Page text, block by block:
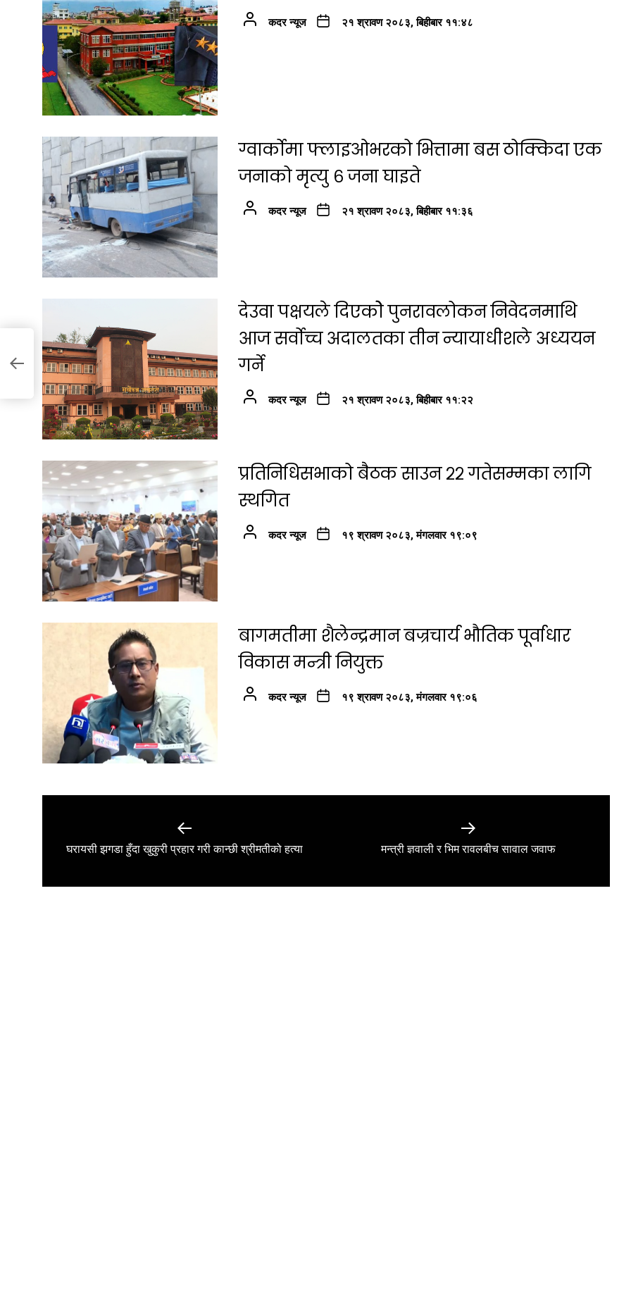
कदर न्यूज २१ श्रावण २०८३, बिहीबार ११:४८
ग्वार्कोमा फ्लाइओभरको भित्तामा बस ठोक्किदा एक
जनाको मृत्यु ६ जना घाइते
कदर न्यूज २१ श्रावण २०८३, बिहीबार ११:३६
देउवा पक्षयले दिएकोे पुनरावलोकन निवेदनमाथि
आज सर्वोच्च अदालतका तीन न्यायाधीशले अध्ययन
गर्ने
कदर न्यूज २१ श्रावण २०८३, बिहीबार ११:२२
प्रतिनिधिसभाको बैठक साउन २२ गतेसम्मका लागि
स्थगित
कदर न्यूज १९ श्रावण २०८३, मंगलवार १९:०९
बागमतीमा शैलेन्द्रमान बज्रचार्य भौतिक पूर्वाधार
विकास मन्त्री नियुक्त
कदर न्यूज १९ श्रावण २०८३, मंगलवार १९:०६
Previous
घरायसी झगडा हुँदा खुकुरी प्रहार गरी कान्छी श्रीमतीको हत्या
Next
मन्त्री ज्ञवाली र भिम रावलबीच सावाल जवाफ